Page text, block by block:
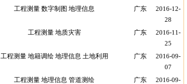
工程测量 数字制图 地理信息 广东
2016-12-
28
工程测量 地质灾害 广东
2016-11-
25
工程测量 地籍调绘 地理信息 土地利用 广东
2016-09-
07
工程测量 地理信息 管道测绘 广东
2016-09-